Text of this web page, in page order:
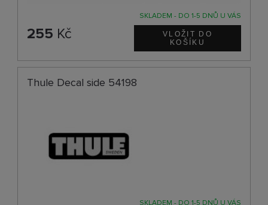
SKLADEM - DO 1-5 DNŮ U VÁS
255 Kč
Thule Decal side 54198
SKLADEM - DO 1-5 DNŮ U VÁS